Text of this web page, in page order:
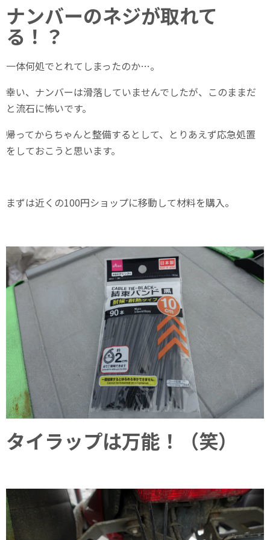
ナンバーのネジが取れて
る！？
一体何処でとれてしまったのか…。
幸い、ナンバーは滑落していませんでしたが、このままだ
と流石に怖いです。
帰ってからちゃんと整備するとして、とりあえず応急処置
をしておこうと思います。
まずは近くの100円ショップに移動して材料を購入。
タイラップは万能！（笑）